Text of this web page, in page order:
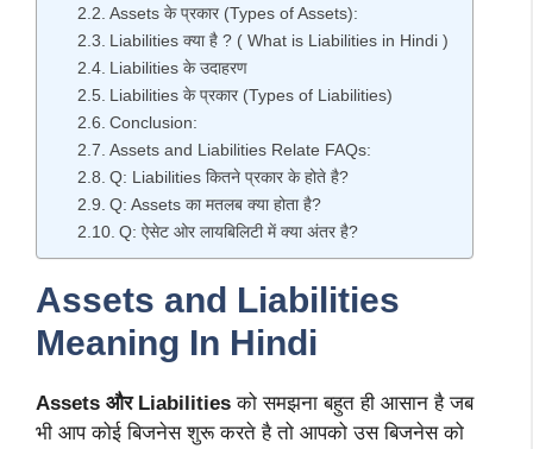
Assets के प्रकार (Types of Assets):
Liabilities क्या है ? ( What is Liabilities in Hindi )
Liabilities के उदाहरण
Liabilities के प्रकार (Types of Liabilities)
Conclusion:
Assets and Liabilities Relate FAQs:
Q: Liabilities कितने प्रकार के होते है?
Q: Assets का मतलब क्या होता है?
Q: ऐसेट ओर लायबिलिटी में क्या अंतर है?
Assets and Liabilities
Meaning In Hindi
Assets और Liabilities को समझना बहुत ही आसान है जब
भी आप कोई बिजनेस शुरू करते है तो आपको उस बिजनेस को